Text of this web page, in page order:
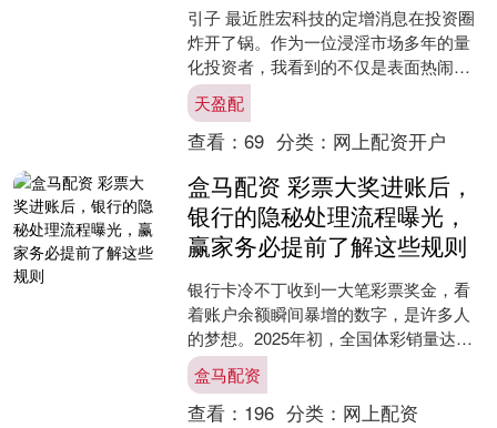
引子 最近胜宏科技的定增消息在投资圈
炸开了锅。作为一位浸淫市场多年的量
化投资者，我看到的不仅是表面热闹的
定增数据，更是一场关于市场定价权的
精彩博弈。当普通投资者....
天盈配
查看： 69 分类： 网上配资开户
盒马配资 彩票大奖进账后，
银行的隐秘处理流程曝光，
赢家务必提前了解这些规则
银行卡冷不丁收到一大笔彩票奖金，看
着账户余额瞬间暴增的数字，是许多人
的梦想。2025年初，全国体彩销量达到
2759亿元，同比增长8.3%，超过60万人
成为百万以....
盒马配资
查看： 196 分类： 网上配资